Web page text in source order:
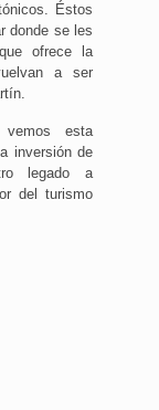
Éstos
donde se les
ofrece la
a ser
vemos esta
inversión de
legado a
del turismo